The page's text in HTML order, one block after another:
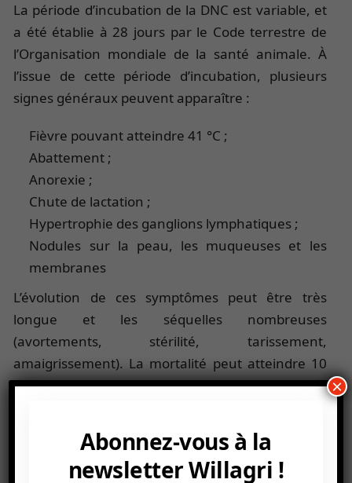
La période d’incubation de la DNC est variable, et
a été établie à 28 jours par le Code terrestre de
l’Organisation mondiale de la santé animale. À
l’issue de cette période d’incubation, plusieurs
signes généraux peuvent apparaître :
Fièvre pouvant atteindre 41 °C ;
Abattement ;
Anorexie ;
Chute de lactation ;
Hypertrophie des ganglions lymphatiques ;
Nodules sur la peau, les muqueuses et les
membranes
L’évolution de ces symptômes peut être très
longue et les séquelles nombreuses
(avortements, stérilité, tarissement,
amaigrissement). La mortalité peut atteindre 10
% du troupeau. Pour plus d’informations,
mondiale de la santé animale (en anglais).
Abonnez-vous à la
newsletter Willagri !
×